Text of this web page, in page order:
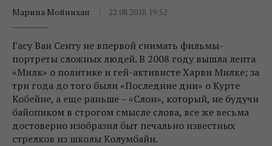
Марина Мойнихан
22.08.2018 19:52
Гасу Ван Сенту не впервой снимать фильмы-
портреты сложных людей. В 2008 году вышла лента
«Милк» о политике и гей-активисте Харви Милке; за
три года до того были «Последние дни» о Курте
Кобейне, а еще раньше – «Слон», который, не будучи
байопиком в строгом смысле слова, все же весьма
достоверно изобразил быт печально известных
стрелков из школы Колумбайн.